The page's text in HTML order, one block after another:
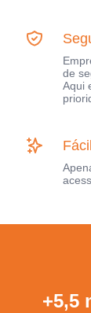
de
Aqui
Fácil
+5,5